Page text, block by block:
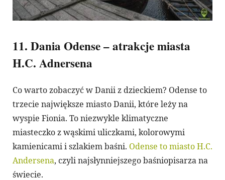
11. Dania Odense – atrakcje miasta
H.C. Adnersena
Co warto zobaczyć w Danii z dzieckiem? Odense to
trzecie największe miasto Danii, które leży na
wyspie Fionia. To niezwykle klimatyczne
miasteczko z wąskimi uliczkami, kolorowymi
kamienicami i szlakiem baśni. Odense to miasto H.C.
Andersena, czyli najsłynniejszego baśniopisarza na
świecie.